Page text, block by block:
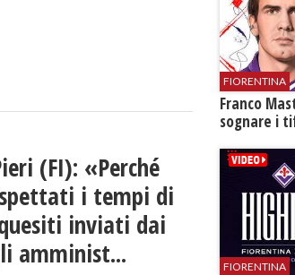
(FI): «Perché
i tempi di
inviati dai
amminist...
FIORENTINA
Franco
sognare i
FIORENTINA